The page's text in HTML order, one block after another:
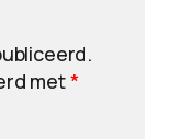
met*